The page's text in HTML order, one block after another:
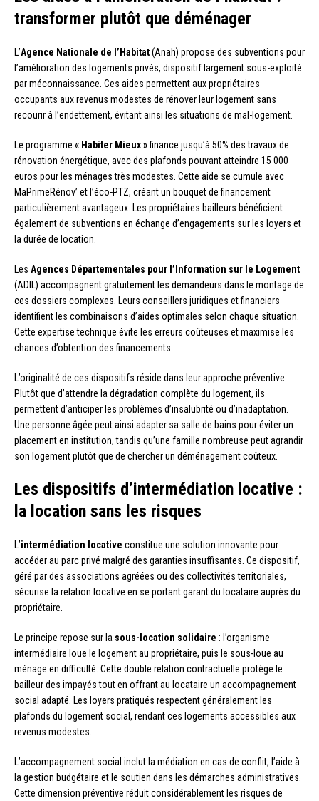
transformer plutôt que déménager
L’Agence Nationale de l’Habitat(Anah) propose des subventions pour
l’amélioration des logements privés, dispositif largement sous-exploité
par méconnaissance. Ces aides permettent aux propriétaires
occupants aux revenus modestes de rénover leur logement sans
recourir à l’endettement, évitant ainsi les situations de mal-logement.
Le programme « Habiter Mieux »finance jusqu’à 50% des travaux de
rénovation énergétique, avec des plafonds pouvant atteindre 15 000
euros pour les ménages très modestes. Cette aide se cumule avec
MaPrimeRénov’ et l’éco-PTZ, créant un bouquet de financement
particulièrement avantageux. Les propriétaires bailleurs bénéficient
également de subventions en échange d’engagements sur les loyers et
la durée de location.
Les Agences Départementales pour l’Information sur le Logement
(ADIL) accompagnent gratuitement les demandeurs dans le montage de
ces dossiers complexes. Leurs conseillers juridiques et financiers
identifient les combinaisons d’aides optimales selon chaque situation.
Cette expertise technique évite les erreurs coûteuses et maximise les
chances d’obtention des financements.
L’originalité de ces dispositifs réside dans leur approche préventive.
Plutôt que d’attendre la dégradation complète du logement, ils
permettent d’anticiper les problèmes d’insalubrité ou d’inadaptation.
Une personne âgée peut ainsi adapter sa salle de bains pour éviter un
placement en institution, tandis qu’une famille nombreuse peut agrandir
son logement plutôt que de chercher un déménagement coûteux.
Les dispositifs d’intermédiation locative :
la location sans les risques
L’intermédiation locative constitue une solution innovante pour
accéder au parc privé malgré des garanties insuffisantes. Ce dispositif,
géré par des associations agréées ou des collectivités territoriales,
sécurise la relation locative en se portant garant du locataire auprès du
propriétaire.
Le principe repose sur la sous-location solidaire : l’organisme
intermédiaire loue le logement au propriétaire, puis le sous-loue au
ménage en difficulté. Cette double relation contractuelle protège le
bailleur des impayés tout en offrant au locataire un accompagnement
social adapté. Les loyers pratiqués respectent généralement les
plafonds du logement social, rendant ces logements accessibles aux
revenus modestes.
L’accompagnement social inclut la médiation en cas de conflit, l’aide à
la gestion budgétaire et le soutien dans les démarches administratives.
Cette dimension préventive réduit considérablement les risques de